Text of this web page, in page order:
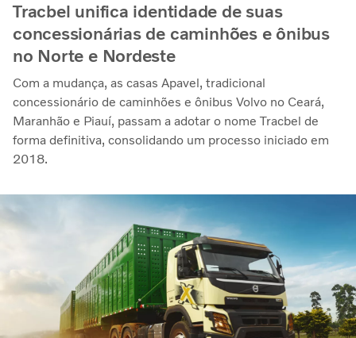
Tracbel unifica identidade de suas
concessionárias de caminhões e ônibus
no Norte e Nordeste
Com a mudança, as casas Apavel, tradicional
concessionário de caminhões e ônibus Volvo no Ceará,
Maranhão e Piauí, passam a adotar o nome Tracbel de
forma definitiva, consolidando um processo iniciado em
2018.